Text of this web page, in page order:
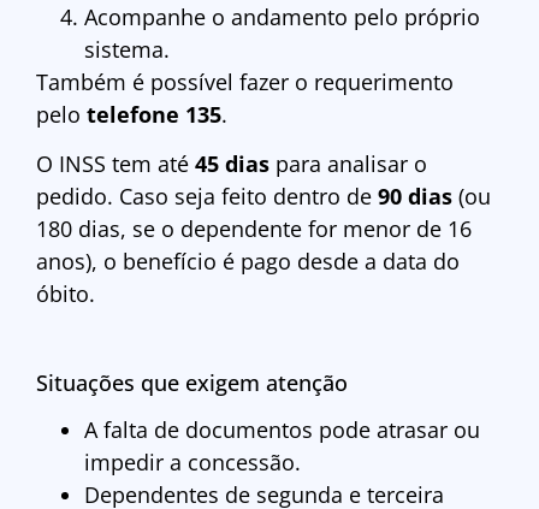
Acompanhe o andamento pelo próprio
sistema.
Também é possível fazer o requerimento
pelo telefone 135.
O INSS tem até 45 dias para analisar o
pedido. Caso seja feito dentro de 90 dias (ou
180 dias, se o dependente for menor de 16
anos), o benefício é pago desde a data do
óbito.
Situações que exigem atenção
A falta de documentos pode atrasar ou
impedir a concessão.
Dependentes de segunda e terceira